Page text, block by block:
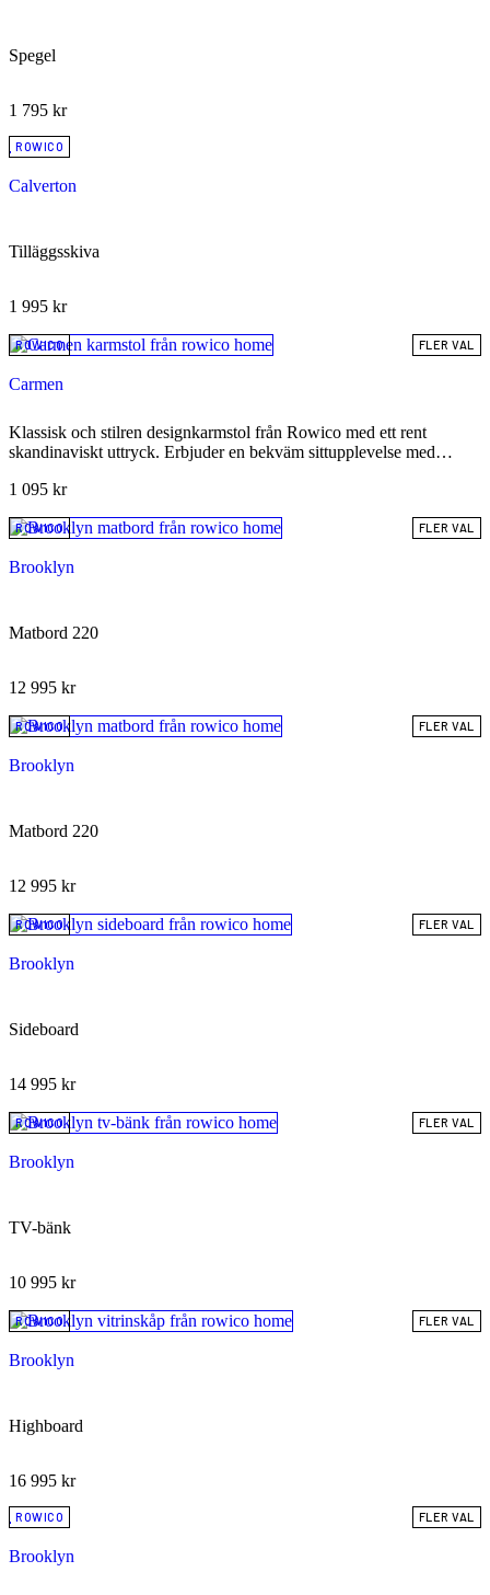
Spegel
1 795 kr
ROWICO
Calverton
Tilläggsskiva
1 995 kr
ROWICO FLER VAL
Carmen
Klassisk och stilren designkarmstol från Rowico med ett rent
skandinaviskt uttryck. Erbjuder en bekväm sittupplevelse med
passa varje inredningsstil.
1 095 kr
ROWICO FLER VAL
Brooklyn
Matbord 220
12 995 kr
ROWICO FLER VAL
Brooklyn
Matbord 220
12 995 kr
ROWICO FLER VAL
Brooklyn
Sideboard
14 995 kr
ROWICO FLER VAL
Brooklyn
TV-bänk
10 995 kr
ROWICO FLER VAL
Brooklyn
Highboard
16 995 kr
ROWICO FLER VAL
Brooklyn